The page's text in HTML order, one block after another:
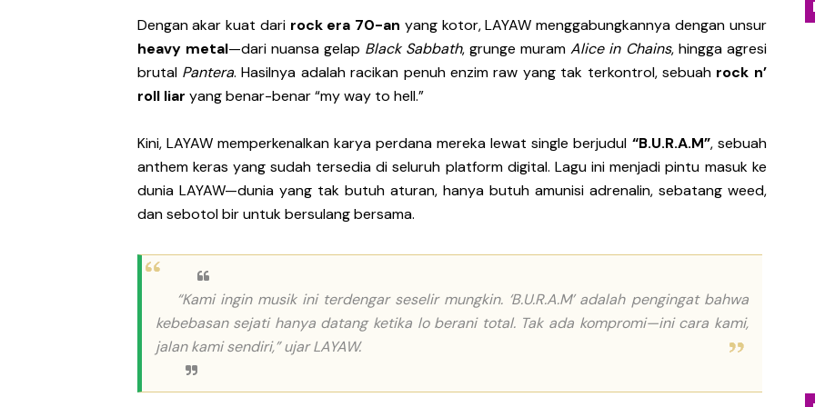
Kentara Lanjutkan Narasi Emosional Lewat Single Baru "Terurai Lenyap"
The Joo’s Sajikan Kritik Sosial dalam Balutan Biblical Surf Rock Lewat EP "Eksibisi
Hallimun Menyeruak dari Kabut Sukabumi Lewat EP Perdana Into the Death
Prass Menutup Empat Tahun Pencarian Diri Lewat EP "Free As A Bird"
Nood Kink Keluar dari Zona Nyaman Lewat "A Shadow Haunts My Mind"
Dengan akar kuat dari rock era 70-an yang kotor, LAYAW menggabungkannya dengan unsur
heavy metal—dari nuansa gelap Black Sabbath, grunge muramAlice in Chains, hingga agresi
brutal Pantera. Hasilnya adalah racikan penuh enzim raw yang tak terkontrol, sebuah rock n’
roll liar yang benar-benar “my way to hell.”
Kini, LAYAW memperkenalkan karya perdana mereka lewat single berjudul “B.U.R.A.M”, sebuah
anthem keras yang sudah tersedia di seluruh platform digital. Lagu ini menjadi pintu masuk ke
dunia LAYAW—dunia yang tak butuh aturan, hanya butuh amunisi adrenalin, sebatang weed,
dan sebotol bir untuk bersulang bersama.
“Kami ingin musik ini terdengar seselir mungkin. ‘B.U.R.A.M’ adalah pengingat bahwa
kebebasan sejati hanya datang ketika lo berani total. Tak ada kompromi—ini cara kami,
jalan kami sendiri,” ujar LAYAW.